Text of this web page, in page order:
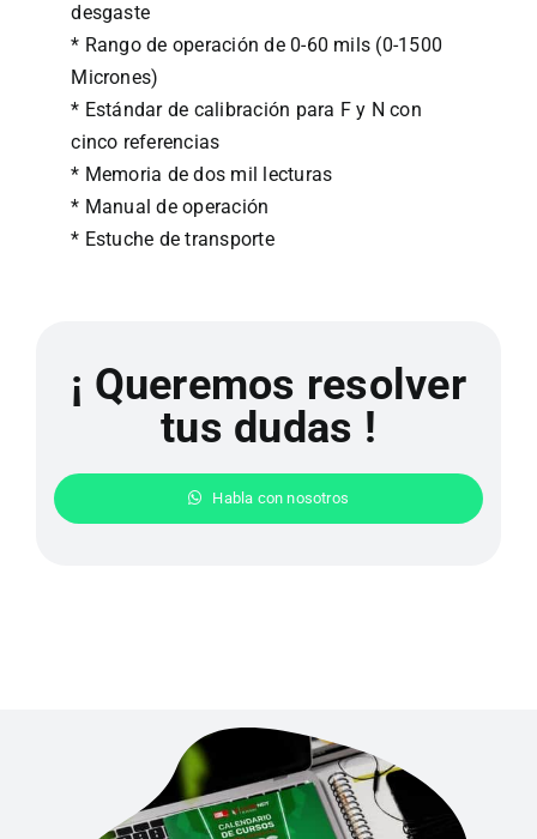
desgaste
* Rango de operación de 0-60 mils (0-1500
Micrones)
* Estándar de calibración para F y N con
cinco referencias
* Memoria de dos mil lecturas
* Manual de operación
* Estuche de transporte
¡ Queremos resolver
tus dudas !
Habla con nosotros